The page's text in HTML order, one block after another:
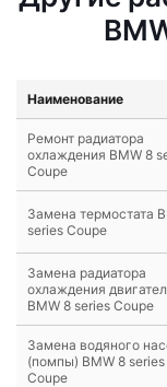
Наименование
Ремонт радиатора
охлаждения BMW 8
Coupe
Замена термостата
series Coupe
Замена радиатора
охлаждения
BMW 8 series Coupe
Замена водяного
(помпы) BMW 8 series
Coupe